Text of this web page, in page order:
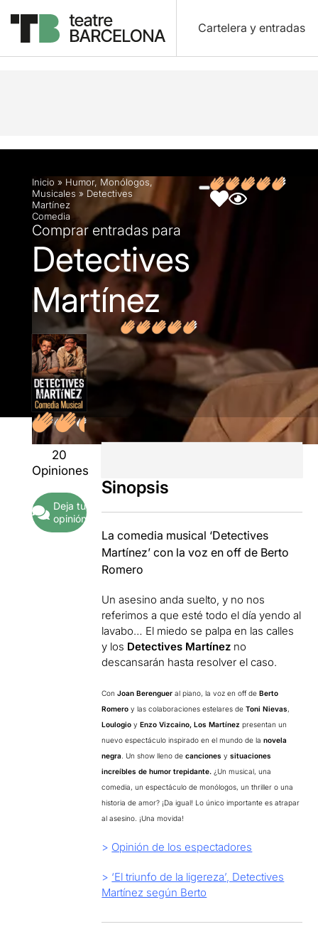
Cartelera y entradas
Descripción Ficha artística Fotos y vídeos
Inicio » Humor, Monólogos,
Musicales » Detectives
Martínez
Comedia
Comprar entradas para
Detectives
Martínez
20
Opiniones
Deja tu
opinión
Sinopsis
La comedia musical ‘Detectives
Martínez’ con la voz en off de Berto
Romero
Un asesino anda suelto, y no nos
referimos a que esté todo el día yendo al
lavabo… El miedo se palpa en las calles
y los Detectives Martínez no
descansarán hasta resolver el caso.
Con Joan Berenguer al piano, la voz en off deBerto
Romeroy las colaboraciones estelares de Toni Nievas,
Loulogioy Enzo Vizcaino, Los Martínez presentan un
nuevo espectáculo inspirado en el mundo de la novela
negra . Un show lleno decanciones ysituaciones
increíbles de humor trepidante. ¿Un musical, una
comedia, un espectáculo de monólogos, un thriller o una
historia de amor? ¡Da igual! Lo único importante es atrapar
al asesino. ¡Una movida!
> Opinión de los espectadores
> ‘El triunfo de la ligereza’, Detectives
Martínez según Berto